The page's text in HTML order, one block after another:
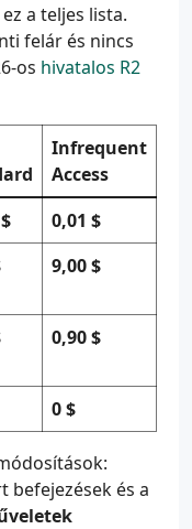
a teljes lista.
felár és nincs
os hivatalos R2
Infrequent
Access
0,01 $
9,00 $
0,90 $
0 $
befejezések és a